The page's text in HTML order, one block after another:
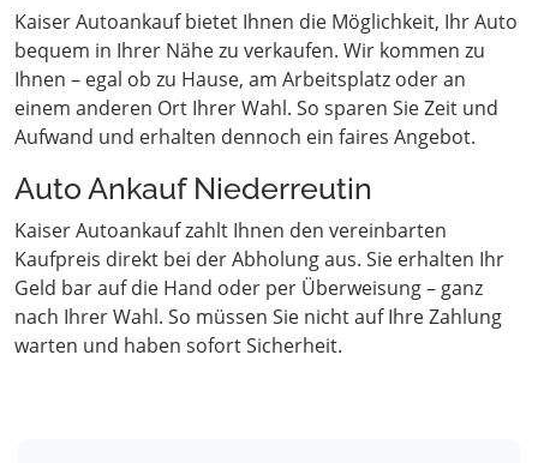
Kaiser Autoankauf bietet Ihnen die Möglichkeit, Ihr Auto
bequem in Ihrer Nähe zu verkaufen. Wir kommen zu
Ihnen – egal ob zu Hause, am Arbeitsplatz oder an
einem anderen Ort Ihrer Wahl. So sparen Sie Zeit und
Aufwand und erhalten dennoch ein faires Angebot.
Auto Ankauf Niederreutin
Kaiser Autoankauf zahlt Ihnen den vereinbarten
Kaufpreis direkt bei der Abholung aus. Sie erhalten Ihr
Geld bar auf die Hand oder per Überweisung – ganz
nach Ihrer Wahl. So müssen Sie nicht auf Ihre Zahlung
warten und haben sofort Sicherheit.